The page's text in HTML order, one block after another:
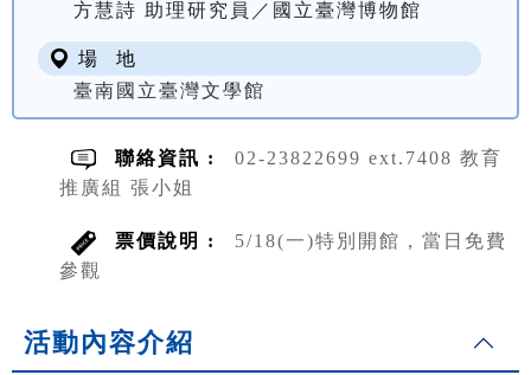
方慧詩 助理研究員／國立臺灣博物館
場 地
臺南國立臺灣文學館
聯絡資訊 :
02-23822699 ext.7408 教育
推廣組 張小姐
票價說明 :
5/18(一)特別開館，當日免費
參觀
活動內容介紹